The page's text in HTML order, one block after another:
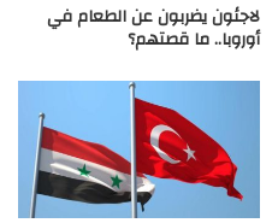
لاجئون يضربون عن الطعام في
أوروبا.. ما قصتهم؟